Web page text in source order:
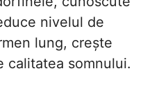
nivelul de
lung, crește
calitatea somnului.